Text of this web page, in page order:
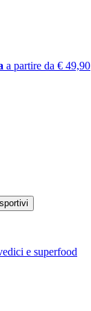
a partire da € 49,90
e superfood